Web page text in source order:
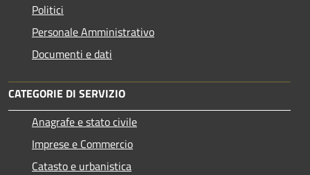
Politici
Personale Amministrativo
Documenti e dati
CATEGORIE DI SERVIZIO
Anagrafe e stato civile
Imprese e Commercio
Catasto e urbanistica